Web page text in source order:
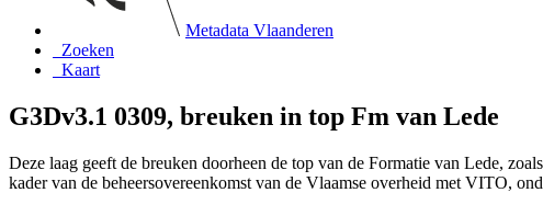
Metadata Vlaanderen
Zoeken
Kaart
G3Dv3.1 0309, breuken in top Fm van Lede
Deze laag geeft de breuken doorheen de top van de Formatie van Lede,
kader van de beheersovereenkomst van de Vlaamse overheid met VITO,